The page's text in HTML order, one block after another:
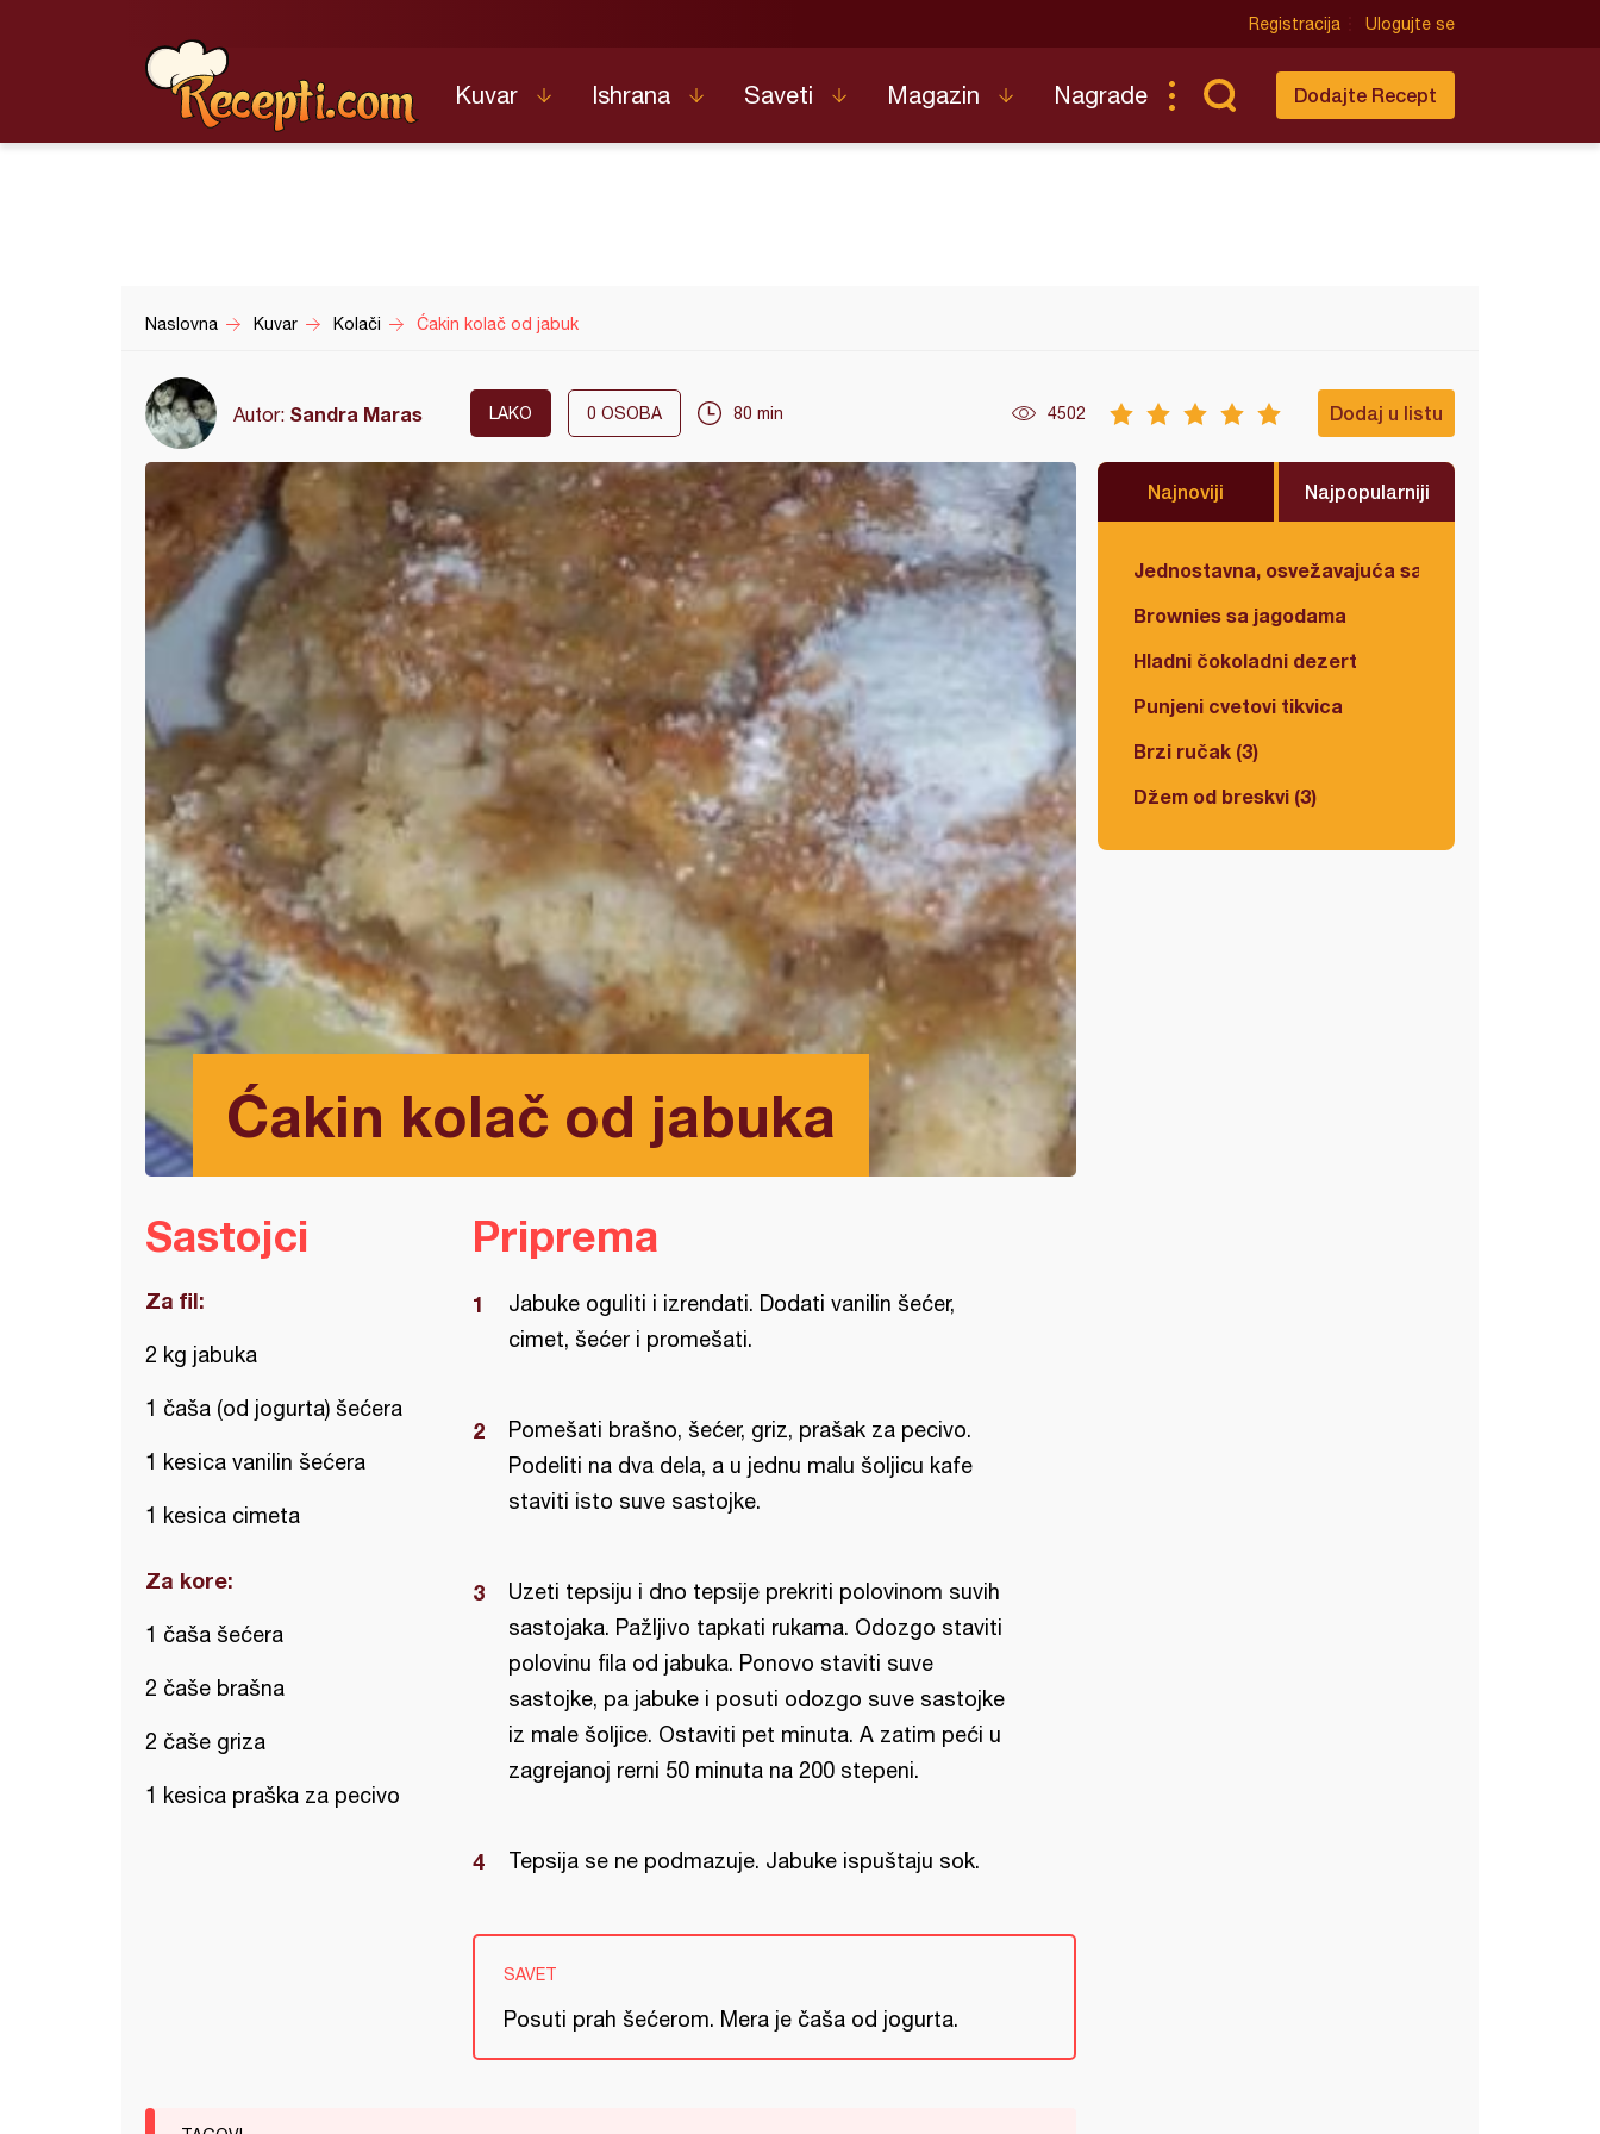
Registracija Ulogujte se
Kuvar Ishrana Saveti Magazin Nagrade Dodajte Recept
Naslovna Kuvar Kolači Ćakin kolač od jabuk
Autor: Sandra Maras LAKO 0 OSOBA 80 min 4502 Dodaj u listu
Ćakin kolač od jabuka
Najnoviji Najpopularniji
Jednostavna, osvežavajuća salata
Brownies sa jagodama
Hladni čokoladni dezert
Punjeni cvetovi tikvica
Brzi ručak (3)
Džem od breskvi (3)
Sastojci
Za fil:
2 kg jabuka
1 čaša (od jogurta) šećera
1 kesica vanilin šećera
1 kesica cimeta
Za kore:
1 čaša šećera
2 čaše brašna
2 čaše griza
1 kesica praška za pecivo
Priprema
Jabuke oguliti i izrendati. Dodati vanilin šećer,
cimet, šećer i promešati.
Pomešati brašno, šećer, griz, prašak za pecivo.
Podeliti na dva dela, a u jednu malu šoljicu kafe
staviti isto suve sastojke.
Uzeti tepsiju i dno tepsije prekriti polovinom suvih
sastojaka. Pažljivo tapkati rukama. Odozgo staviti
polovinu fila od jabuka. Ponovo staviti suve
sastojke, pa jabuke i posuti odozgo suve sastojke
iz male šoljice. Ostaviti pet minuta. A zatim peći u
zagrejanoj rerni 50 minuta na 200 stepeni.
Tepsija se ne podmazuje. Jabuke ispuštaju sok.
SAVET
Posuti prah šećerom. Mera je čaša od jogurta.